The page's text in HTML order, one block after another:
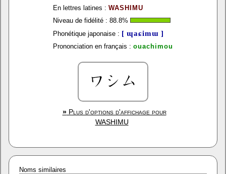
En lettres latines : WASHIMU
Niveau de fidélité : 88.8%
Phonétique japonaise : [ ɰaɕimɯ ]
Prononciation en français : ouachimou
»Plus d'options d'affichage pour
WASHIMU
Noms similaires